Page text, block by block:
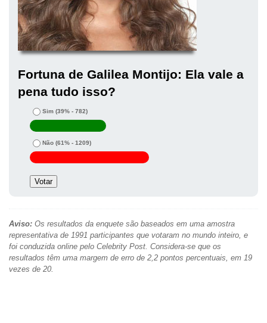
Fortuna de Galilea Montijo: Ela vale a
pena tudo isso?
Sim (39% - 782)
Não (61% - 1209)
Aviso: Os resultados da enquete são baseados em uma amostra
representativa de 1991 participantes que votaram no mundo inteiro, e
foi conduzida online pelo Celebrity Post. Considera-se que os
resultados têm uma margem de erro de 2,2 pontos percentuais, em 19
vezes de 20.